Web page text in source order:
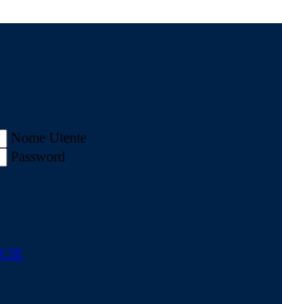
Nome Utente
Password